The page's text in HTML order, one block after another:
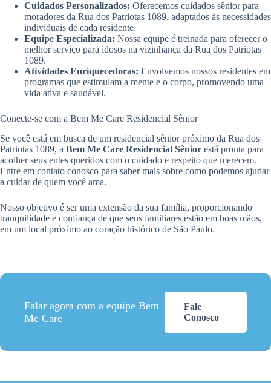
Cuidados Personalizados: Oferecemos cuidados sênior para
moradores da Rua dos Patriotas 1089, adaptados às necessidades
individuais de cada residente.
Equipe Especializada: Nossa equipe é treinada para oferecer o
melhor serviço para idosos na vizinhança da Rua dos Patriotas
1089.
Atividades Enriquecedoras: Envolvemos nossos residentes em
programas que estimulam a mente e o corpo, promovendo uma
vida ativa e saudável.
Conecte-se com a Bem Me Care Residencial Sênior
Se você está em busca de um residencial sênior próximo da Rua dos
Patriotas 1089, a Bem Me Care Residencial Sênior está pronta para
acolher seus entes queridos com o cuidado e respeito que merecem.
Entre em contato conosco para saber mais sobre como podemos ajudar
a cuidar de quem você ama.
Nosso objetivo é ser uma extensão da sua família, proporcionando
tranquilidade e confiança de que seus familiares estão em boas mãos,
em um local próximo ao coração histórico de São Paulo.
Falar agora com a equipe Bem
Me Care
Fale
Conosco